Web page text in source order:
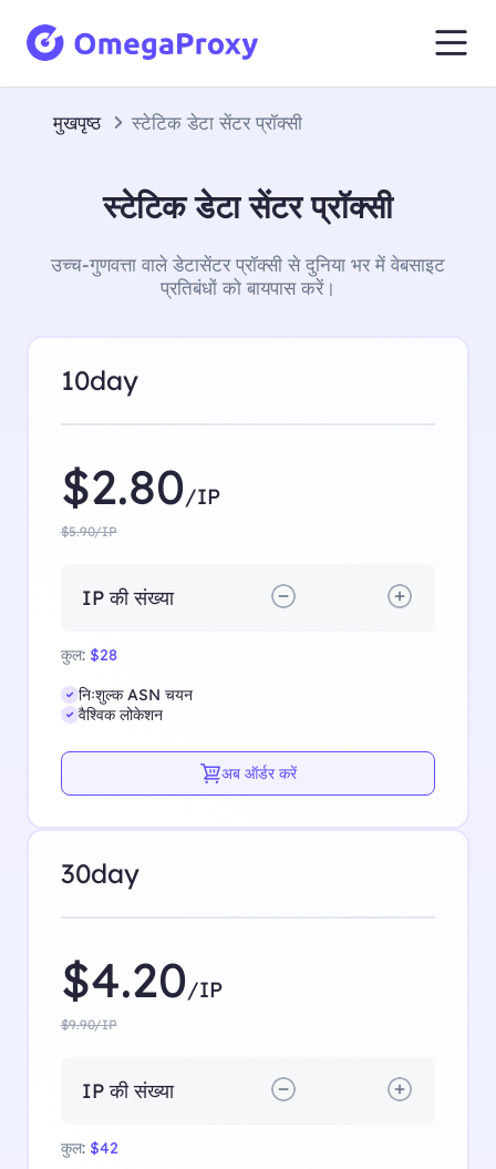
मुखपृष्ठ स्टेटिक डेटा सेंटर प्रॉक्सी
स्टेटिक डेटा सेंटर प्रॉक्सी
उच्च-गुणवत्ता वाले डेटासेंटर प्रॉक्सी से दुनिया भर में वेबसाइट
प्रतिबंधों को बायपास करें।
10day
$2.80/IP
$5.90/IP
IP की संख्या
कुल: $28
निःशुल्क ASN चयन
वैश्विक लोकेशन
अब ऑर्डर करें
30day
$4.20/IP
$9.90/IP
IP की संख्या
कुल: $42